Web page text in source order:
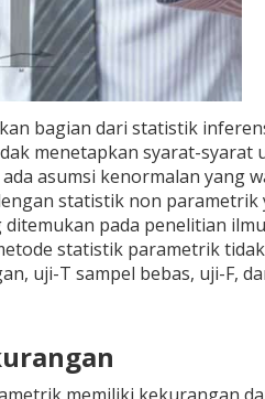
bagian dari statistik
menetapkan syarat-
asumsi kenormalan yang
statistik non
pada penelitian
statistik parametrik
uji-T sampel bebas, uji-F,